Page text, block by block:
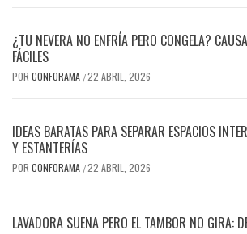
¿TU NEVERA NO ENFRÍA PERO CONGELA?
FÁCILES
POR CONFORAMA /22 ABRIL, 2026
IDEAS BARATAS PARA SEPARAR ESPACIOS
Y ESTANTERÍAS
POR CONFORAMA /22 ABRIL, 2026
LAVADORA SUENA PERO EL TAMBOR NO GIRA: